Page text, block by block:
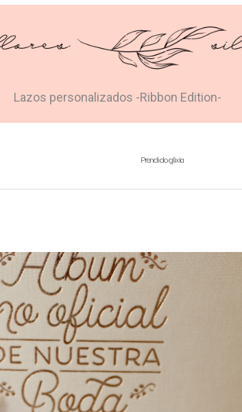
Lazos personalizados -Ribbon Edition-
Prendido glixia